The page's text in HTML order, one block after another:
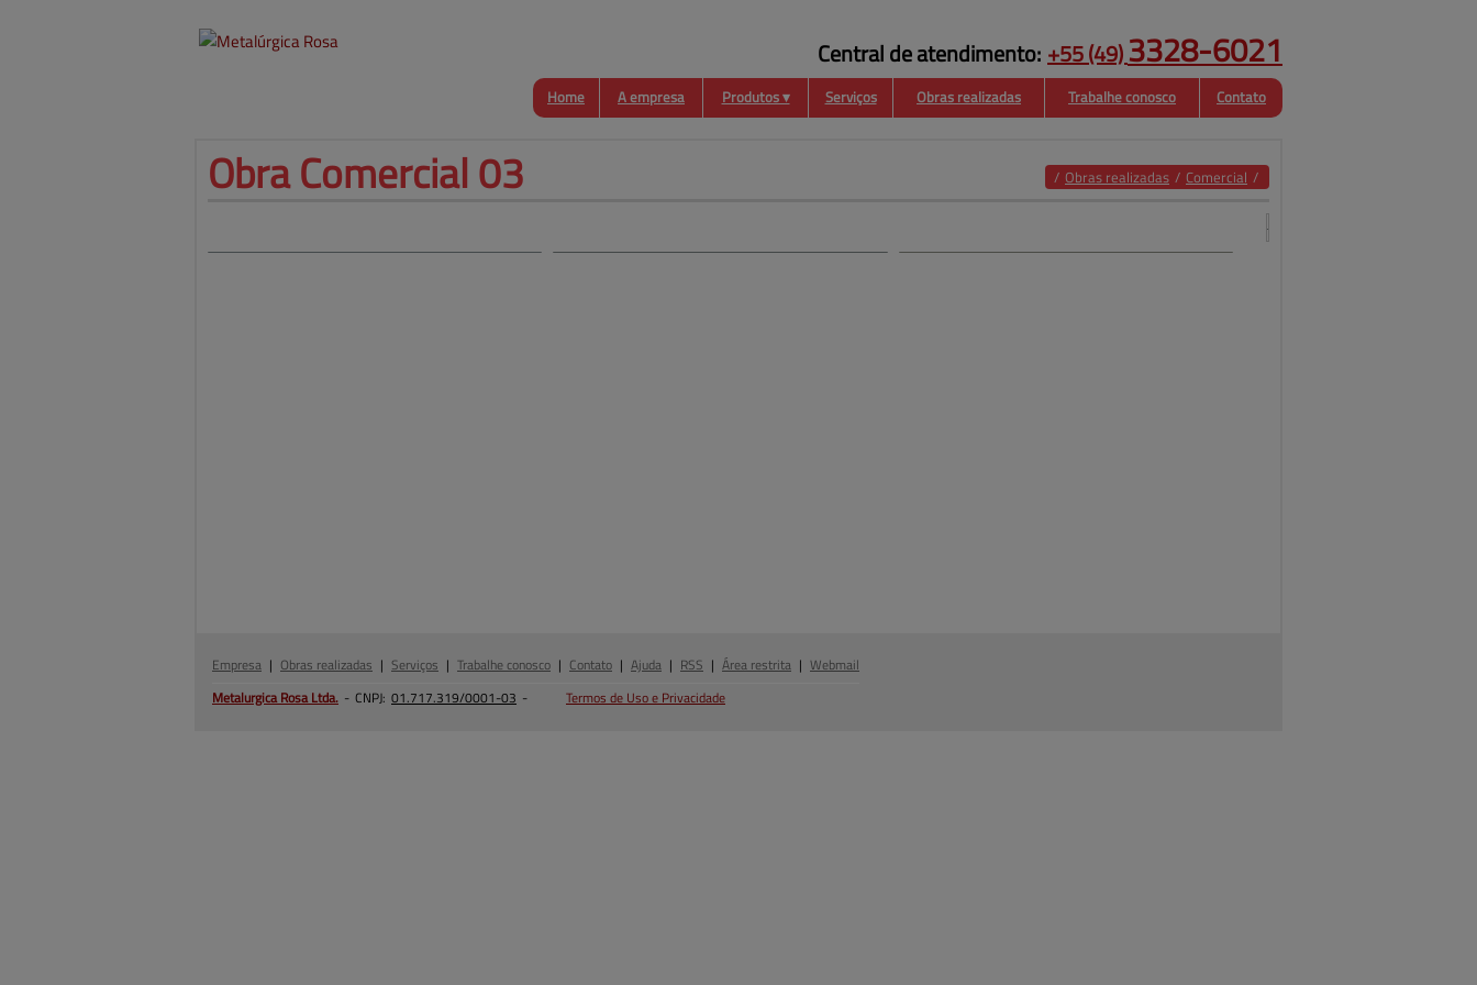
Central de atendimento: +55(49) 3328-6021
Home A empresa Produtos ▾ Serviços Obras realizadas Trabalhe conosco Contato
Obra Comercial 03 / Obras realizadas / Comercial /
Empresa | Obras realizadas | Serviços | Trabalhe conosco | Contato | Ajuda | RSS | Área restrita | Webmail
Metalurgica Rosa Ltda. - CNPJ: 01.717.319/0001-03 - Termos de Uso e Privacidade